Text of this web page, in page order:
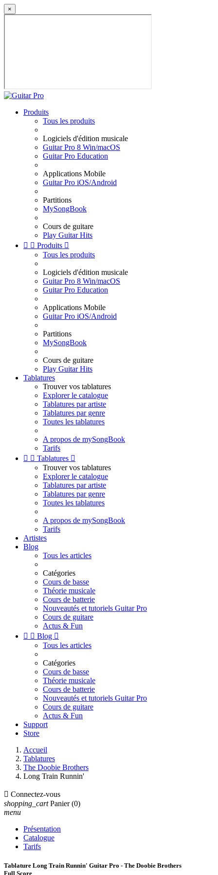
×
Produits
Tous les produits
Logiciels d'édition musicale
Guitar Pro 8 Win/macOS
Guitar Pro Education
Applications Mobile
Guitar Pro iOS/Android
Partitions
MySongBook
Cours de guitare
Play Guitar Hits
  Produits 
Tous les produits
Logiciels d'édition musicale
Guitar Pro 8 Win/macOS
Guitar Pro Education
Applications Mobile
Guitar Pro iOS/Android
Partitions
MySongBook
Cours de guitare
Play Guitar Hits
Tablatures
Trouver vos tablatures
Explorer le catalogue
Tablatures par artiste
Tablatures par genre
Toutes les tablatures
A propos de mySongBook
Tarifs
  Tablatures 
Trouver vos tablatures
Explorer le catalogue
Tablatures par artiste
Tablatures par genre
Toutes les tablatures
A propos de mySongBook
Tarifs
Artistes
Blog
Tous les articles
Catégories
Cours de basse
Théorie musicale
Cours de batterie
Nouveautés et tutoriels Guitar Pro
Cours de guitare
Actus & Fun
  Blog 
Tous les articles
Catégories
Cours de basse
Théorie musicale
Cours de batterie
Nouveautés et tutoriels Guitar Pro
Cours de guitare
Actus & Fun
Support
Store
Accueil
Tablatures
The Doobie Brothers
Long Train Runnin'
 Connectez-vous
shopping_cart Panier (0)
menu
Présentation
Catalogue
Tarifs
Tablature Long Train Runnin' Guitar Pro - The Doobie Brothers
Full Score